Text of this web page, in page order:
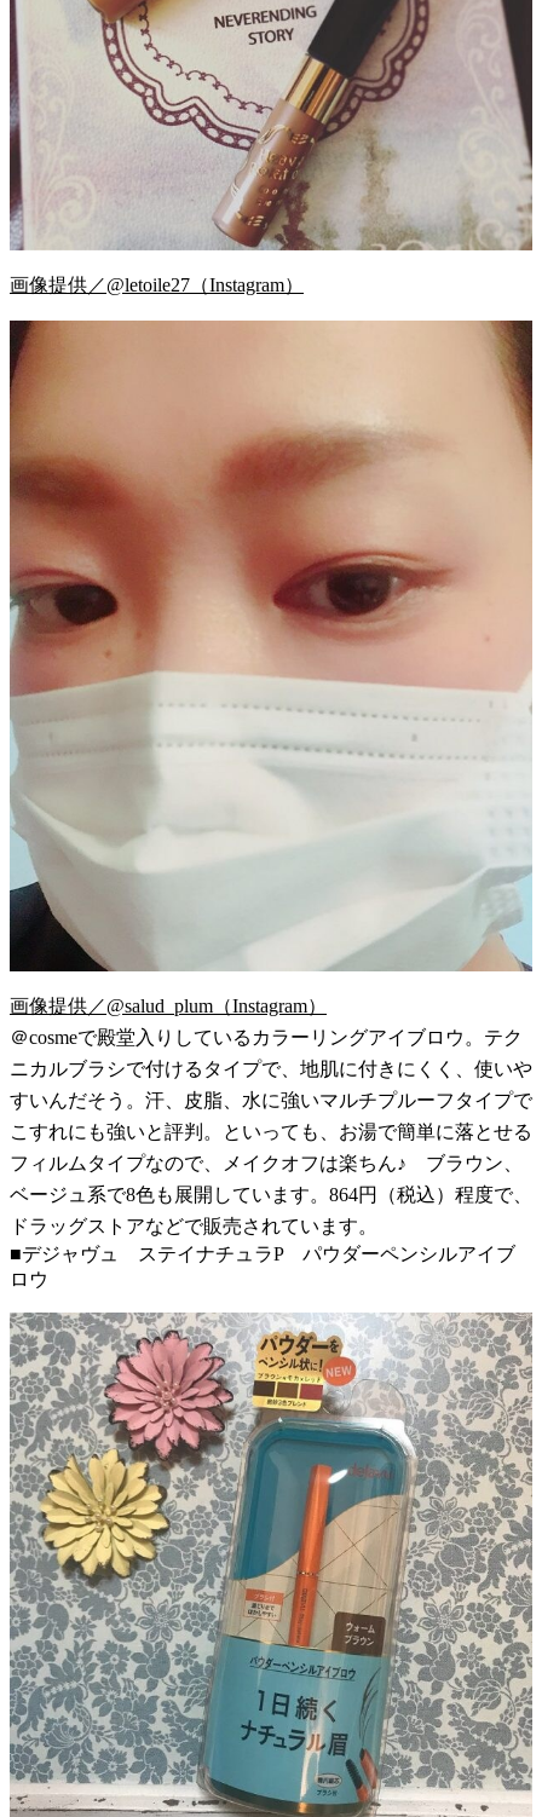
画像提供／@letoile27（Instagram）
画像提供／@salud_plum（Instagram）
＠cosmeで殿堂入りしているカラーリングアイブロウ。テク
ニカルブラシで付けるタイプで、地肌に付きにくく、使いや
すいんだそう。汗、皮脂、水に強いマルチプルーフタイプで
こすれにも強いと評判。といっても、お湯で簡単に落とせる
フィルムタイプなので、メイクオフは楽ちん♪ ブラウン、
ベージュ系で8色も展開しています。864円（税込）程度で、
ドラッグストアなどで販売されています。
■デジャヴュ ステイナチュラP パウダーペンシルアイブ
ロウ